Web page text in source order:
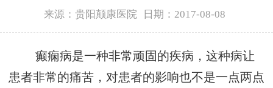
来源：贵阳颠康医院 日期：2017-08-08
癫痫病是一种非常顽固的疾病，这种病让
患者非常的痛苦，对患者的影响也不是一点两点